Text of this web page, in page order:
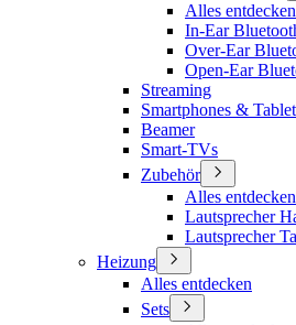
Alles entdecken
In-Ear
Over-Ear
Open-Ear
Streaming
Smartphones &
Beamer
Smart-TVs
Zubehör
Alles entdecken
Lautsprecher
Lautsprecher
Heizung
Alles entdecken
Sets